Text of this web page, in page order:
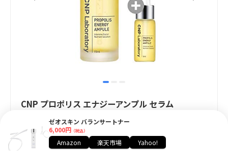
item
1
CNP プロポリス エナジーアンプル セラム
CNP LABORATORY CNP
3,080円（税込）
ゼオスキン バランサートナー
6,000円 （税込）
Amazon 楽天市場 Yahoo!